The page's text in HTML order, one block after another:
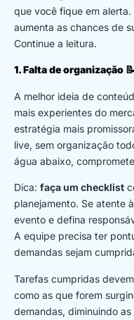
que você fique em
aumenta as chances de
Continue a leitura.
1. Falta de organização 📝
A melhor ideia de
mais experientes do
estratégia mais
live, sem organização
água abaixo,
Dica: faça um checklist
planejamento. Se atente
evento e defina
A equipe precisa ter
demandas sejam
Tarefas cumpridas
como as que forem
demandas, diminuindo